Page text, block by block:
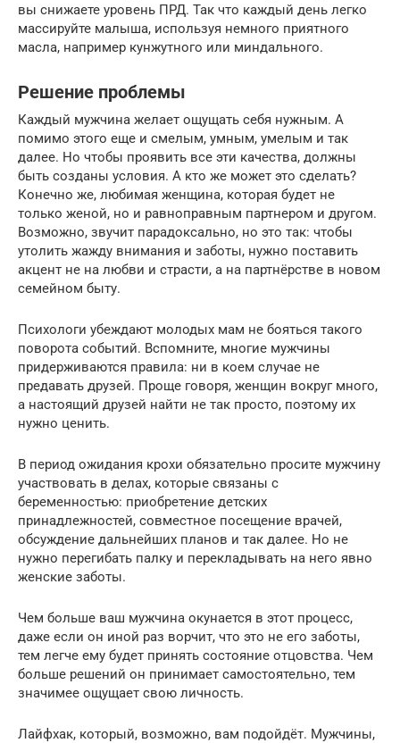
вы снижаете уровень ПРД. Так что каждый день легко
массируйте малыша, используя немного приятного
масла, например кунжутного или миндального.
Решение проблемы
Каждый мужчина желает ощущать себя нужным. А
помимо этого еще и смелым, умным, умелым и так
далее. Но чтобы проявить все эти качества, должны
быть созданы условия. А кто же может это сделать?
Конечно же, любимая женщина, которая будет не
только женой, но и равноправным партнером и другом.
Возможно, звучит парадоксально, но это так: чтобы
утолить жажду внимания и заботы, нужно поставить
акцент не на любви и страсти, а на партнёрстве в новом
семейном быту.
Психологи убеждают молодых мам не бояться такого
поворота событий. Вспомните, многие мужчины
придерживаются правила: ни в коем случае не
предавать друзей. Проще говоря, женщин вокруг много,
а настоящий друзей найти не так просто, поэтому их
нужно ценить.
В период ожидания крохи обязательно просите мужчину
участвовать в делах, которые связаны с
беременностью: приобретение детских
принадлежностей, совместное посещение врачей,
обсуждение дальнейших планов и так далее. Но не
нужно перегибать палку и перекладывать на него явно
женские заботы.
Чем больше ваш мужчина окунается в этот процесс,
даже если он иной раз ворчит, что это не его заботы,
тем легче ему будет принять состояние отцовства. Чем
больше решений он принимает самостоятельно, тем
значимее ощущает свою личность.
Лайфхак, который, возможно, вам подойдёт. Мужчины,